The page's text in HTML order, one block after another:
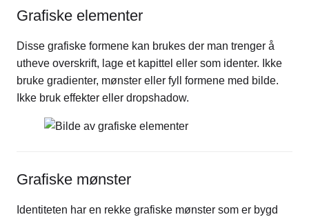
Grafiske elementer
Disse grafiske formene kan brukes der man trenger å
utheve overskrift, lage et kapittel eller som identer. Ikke
bruke gradienter, mønster eller fyll formene med bilde.
Ikke bruk effekter eller dropshadow.
Grafiske mønster
Identiteten har en rekke grafiske mønster som er bygd